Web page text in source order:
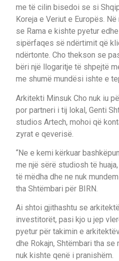
me të cilin bisedoi se si
Koreja e Veriut e Europës.
se Rama e kishte pyetur
sipërfaqes së ndërtimit që
ndërtonte. Cho thekson se
bëri një llogaritje të shpejtë
me shumë mundësi ishte e
Arkitekti Minsuk Cho nuk iu
por partneri i tij lokal, Genti
studios Artech, mohoi që
zyrat e qeverisë.
“Ne e kemi kërkuar
me një sërë studiosh të
të mëdha dhe ne nuk
tha Shtëmbari për BIRN.
Ai shtoi gjithashtu se
investitorët, pasi kjo u jep
pyetur për takimin e
dhe Rokajn, Shtëmbari tha
nuk kishte qenë i pranishëm.